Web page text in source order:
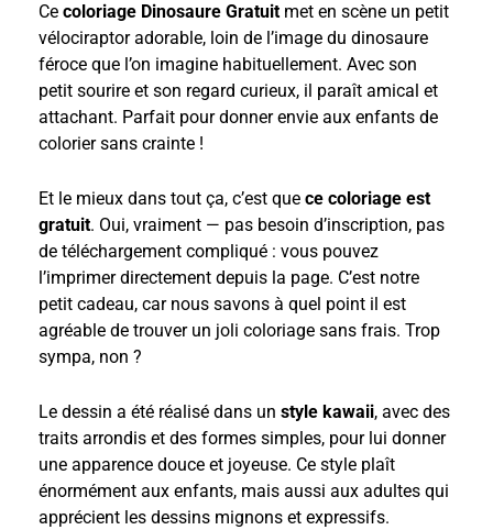
Ce coloriage Dinosaure Gratuit met en scène un petit
vélociraptor adorable, loin de l’image du dinosaure
féroce que l’on imagine habituellement. Avec son
petit sourire et son regard curieux, il paraît amical et
attachant. Parfait pour donner envie aux enfants de
colorier sans crainte !
Et le mieux dans tout ça, c’est que ce coloriage est
gratuit. Oui, vraiment — pas besoin d’inscription, pas
de téléchargement compliqué : vous pouvez
l’imprimer directement depuis la page. C’est notre
petit cadeau, car nous savons à quel point il est
agréable de trouver un joli coloriage sans frais. Trop
sympa, non ?
Le dessin a été réalisé dans un style kawaii, avec des
traits arrondis et des formes simples, pour lui donner
une apparence douce et joyeuse. Ce style plaît
énormément aux enfants, mais aussi aux adultes qui
apprécient les dessins mignons et expressifs.